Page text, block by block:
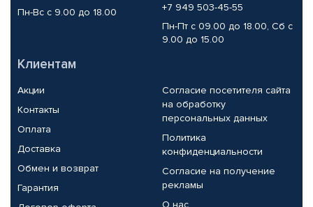
Пн-Вс с 9.00 до 18.00
+7 949 503-45-55
Пн-Пт с 09.00 до 18.00, Сб с
9.00 до 15.00
Клиентам
Акции
Контакты
Оплата
Доставка
Обмен и возврат
Гарантия
Согласие посетителя сайта
на обработку
персональных данных
Политика
конфиденциальности
Согласие на получение
рекламы
О нас